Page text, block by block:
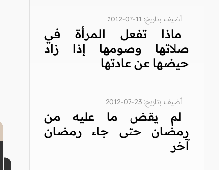
أضيف بتاريخ: 11-07-2012
ماذا تفعل المرأة في
صلاتها وصومها إذا زاد
حيضها عن عادتها
أضيف بتاريخ: 23-07-2012
لم يقض ما عليه من
رمضان حتى جاء رمضان
آخر